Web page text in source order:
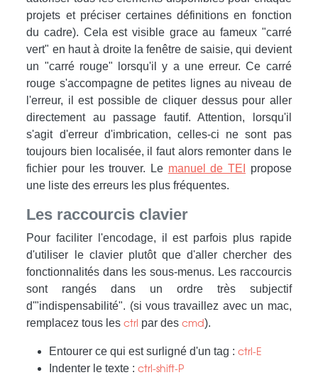
projets et préciser certaines définitions en fonction
du cadre). Cela est visible grace au fameux "carré
vert" en haut à droite la fenêtre de saisie, qui devient
un "carré rouge" lorsqu'il y a une erreur. Ce carré
rouge s'accompagne de petites lignes au niveau de
l'erreur, il est possible de cliquer dessus pour aller
directement au passage fautif. Attention, lorsqu'il
s'agit d'erreur d'imbrication, celles-ci ne sont pas
toujours bien localisée, il faut alors remonter dans le
fichier pour les trouver. Le manuel de TEI
propose
une liste des erreurs les plus fréquentes.
Les raccourcis clavier
Pour faciliter l'encodage, il est parfois plus rapide
d'utiliser le clavier plutôt que d'aller chercher des
fonctionnalités dans les sous-menus. Les raccourcis
sont rangés dans un ordre très subjectif
d'"indispensabilité". (si vous travaillez avec un mac,
remplacez tous lesctrl par descmd).
Entourer ce qui est surligné d'un tag :ctrl-E
Indenter le texte :ctrl-shift-P